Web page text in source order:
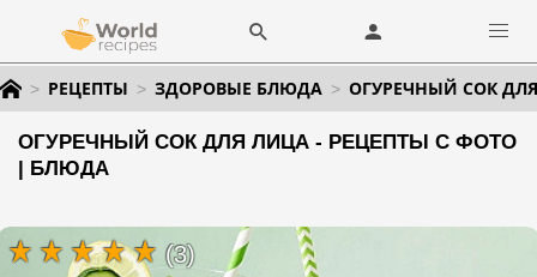
РЕЦЕПТЫ ЗДОРОВЫЕ БЛЮДА ОГУРЕЧНЫЙ СОК
ОГУРЕЧНЫЙ СОК ДЛЯ ЛИЦА - РЕЦЕПТЫ С ФОТО
| БЛЮДА
(3)